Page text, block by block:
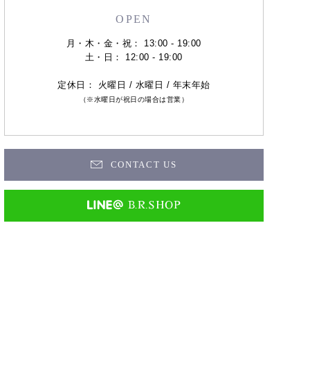
OPEN
月・木・金・祝： 13:00 - 19:00
土・日： 12:00 - 19:00
定休日： 火曜日 / 水曜日 / 年末年始
（※水曜日が祝日の場合は営業）
CONTACT US